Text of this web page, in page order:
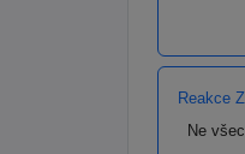
Reakce
Ne